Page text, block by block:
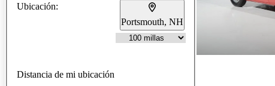
Ubicación:
Portsmouth, NH
Distancia de mi ubicación